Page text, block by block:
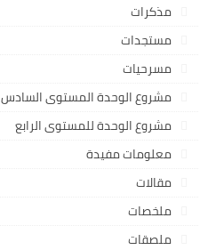
مذكرات
مستجدات
مسرحيات
مشروع الوحدة المستوى السادس
مشروع الوحدة للمستوى الرابع
معلومات مفيدة
مقالات
ملخصات
ملصقات